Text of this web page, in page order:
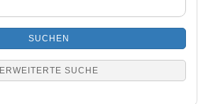
SUCHEN
ERWEITERTE SUCHE